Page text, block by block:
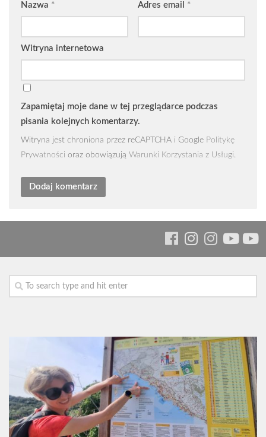
Nazwa * Adres email *
Witryna internetowa
Zapamiętaj moje dane w tej przeglądarce podczas
pisania kolejnych komentarzy.
Witryna jest chroniona przez reCAPTCHA i Google Politykę
Prywatności oraz obowiązują Warunki Korzystania z Usługi.